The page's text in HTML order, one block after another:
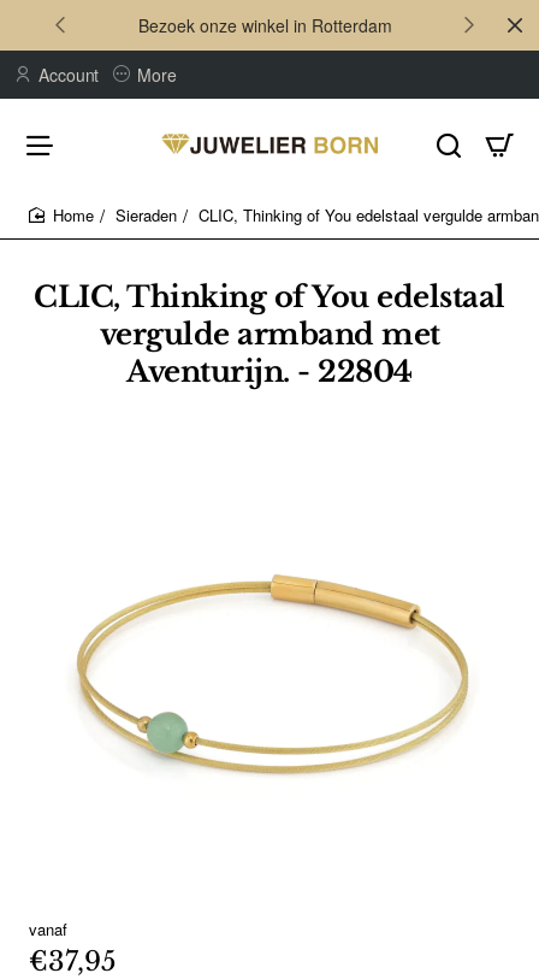
Bezoek onze winkel in Rotterdam
Account More
CLIC, Thinking of You edelstaal
vergulde armband met
Aventurijn. - 22804
Sieraden CLIC, Thinking of You edelstaal vergulde
vanaf
€37,95